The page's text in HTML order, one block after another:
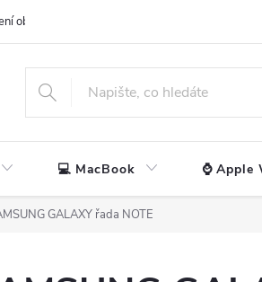
obchodu
💻 MacBook ⌚ Apple
GALAXY řada NOTE